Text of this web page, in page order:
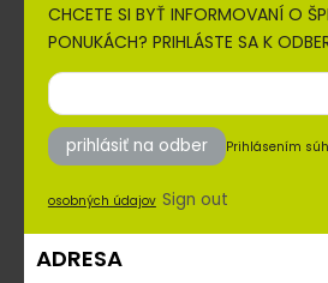
CHCETE SI BYŤ INFORMOVANÍ O
PONUKÁCH? PRIHLÁSTE SA K
prihlásiť na odber Prihlásením
osobných údajov Sign out
ADRESA